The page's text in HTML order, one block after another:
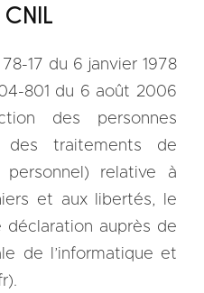
17 du 6 janvier 1978
801 du 6 août 2006
des personnes
des traitements de
relative à
et aux libertés, le
déclaration auprès de
de l’informatique et